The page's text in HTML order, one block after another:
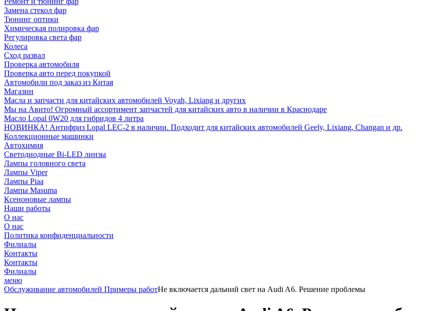
Замена стекол фар
Тюнинг оптики
Химическая полировка фар
Регулировка света фар
Колеса
Сход развал
Проверка автомобиля
Проверка авто перед покупкой
Автомобили под заказ из Китая
Магазин
Масла и запчасти для китайских автомобилей Voyah, Lixiang и других
Мы на Авито! Огромный ассортимент запчастей для китайских авто в наличии в Краснодаре
Масло Lopal 0W20 для гибридов 4 литра
НОВИНКА! Антифриз Lopal LEC-2 в наличии. Подходит для китайских автомобилей Geely, Lixiang, Changan и др.
Коллекционные машинки
Автохимия
Светодиодные Bi-LED линзы
Лампы головного света
Лампы Viper
Лампы Piaa
Лампы Masuma
Ксеноновые лампы
Наши работы
О нас
О нас
Политика конфиденциальности
Филиалы
Контакты
Контакты
Филиалы
меню
Обслуживание автомобилей Примеры работНе включается дальний свет на Audi A6. Решение проблемы